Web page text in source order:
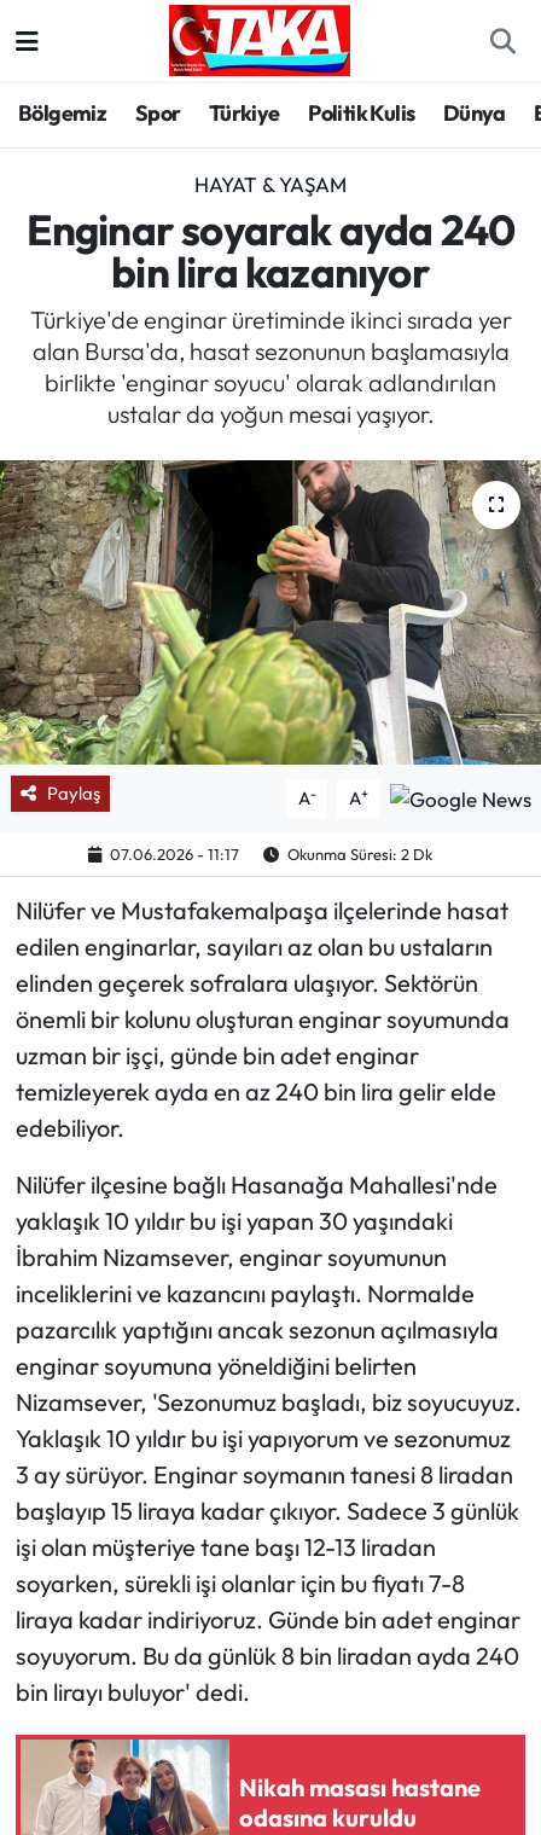
Bölgemiz Spor Türkiye Politik Kulis Dünya
HAYAT & YAŞAM
Enginar soyarak ayda 240
bin lira kazanıyor
Türkiye'de enginar üretiminde ikinci sırada yer
alan Bursa'da, hasat sezonunun başlamasıyla
birlikte 'enginar soyucu' olarak adlandırılan
ustalar da yoğun mesai yaşıyor.
Paylaş A- A+
07.06.2026 - 11:17 Okunma Süresi: 2 Dk
Nilüfer ve Mustafakemalpaşa ilçelerinde hasat
edilen enginarlar, sayıları az olan bu ustaların
elinden geçerek sofralara ulaşıyor. Sektörün
önemli bir kolunu oluşturan enginar soyumunda
uzman bir işçi, günde bin adet enginar
temizleyerek ayda en az 240 bin lira gelir elde
edebiliyor.
Nilüfer ilçesine bağlı Hasanağa Mahallesi'nde
yaklaşık 10 yıldır bu işi yapan 30 yaşındaki
İbrahim Nizamsever, enginar soyumunun
inceliklerini ve kazancını paylaştı. Normalde
pazarcılık yaptığını ancak sezonun açılmasıyla
enginar soyumuna yöneldiğini belirten
Nizamsever, 'Sezonumuz başladı, biz soyucuyuz.
Yaklaşık 10 yıldır bu işi yapıyorum ve sezonumuz
3 ay sürüyor. Enginar soymanın tanesi 8 liradan
başlayıp 15 liraya kadar çıkıyor. Sadece 3 günlük
işi olan müşteriye tane başı 12-13 liradan
soyarken, sürekli işi olanlar için bu fiyatı 7-8
liraya kadar indiriyoruz. Günde bin adet enginar
soyuyorum. Bu da günlük 8 bin liradan ayda 240
bin lirayı buluyor' dedi.
Nikah masası hastane
odasına kuruldu
Spor
Türkiye
Kültür/Sanat
Politika
Politik Kulis
Dünya
Magazin
Mektup Galeri
Röportaj
Manşet
Köşe Yazıları
ASTROLOJİ
Spor Yazıları
Mektup Galeri
Ekonomi
Sağlık
Turizm
Teknoloji
Trabzon Hava Durumu
Trabzon Trafik Yoğunluk Haritası
Süper Lig Puan Durumu ve Fikstür
Tüm Manşetler
Son Dakika Haberleri
Haber Arşivi